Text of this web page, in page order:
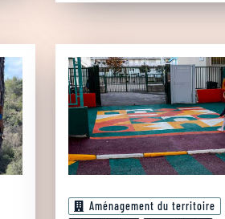
Aménagement du territoire